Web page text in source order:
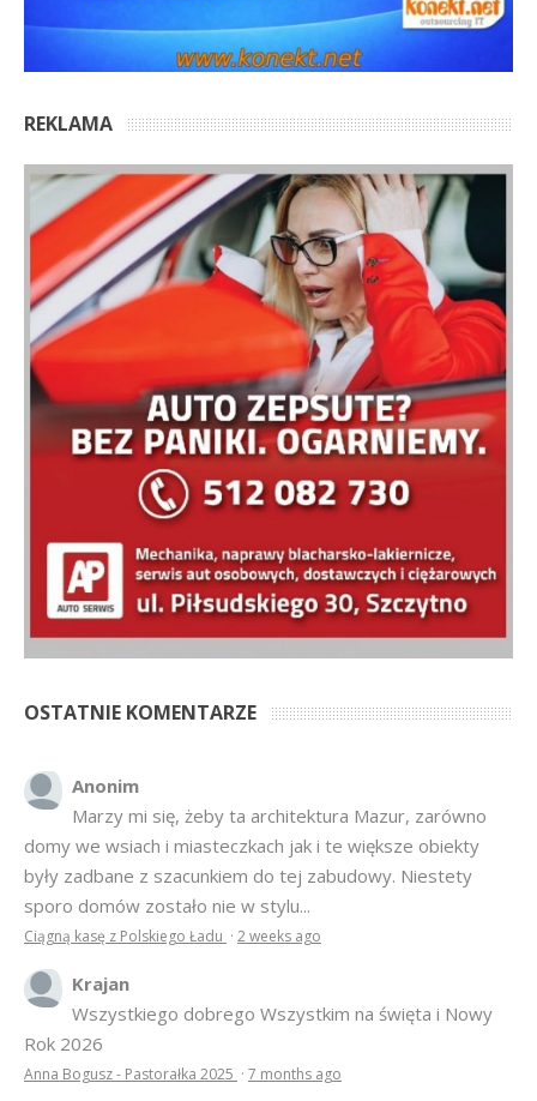
REKLAMA
OSTATNIE KOMENTARZE
Anonim
domy we wsiach i miasteczkach jak i te większe obiekty
były zadbane z szacunkiem do tej zabudowy. Niestety
sporo domów zostało nie w stylu...
Ciągną kasę z Polskiego Ładu·2 weeks ago
Wszystkiego dobrego Wszystkim na święta i Nowy
Rok 2026
Anna Bogusz - Pastorałka 2025·7 months ago
Bardziej tu pasuje inny cytat z Misia: Prawdziwe